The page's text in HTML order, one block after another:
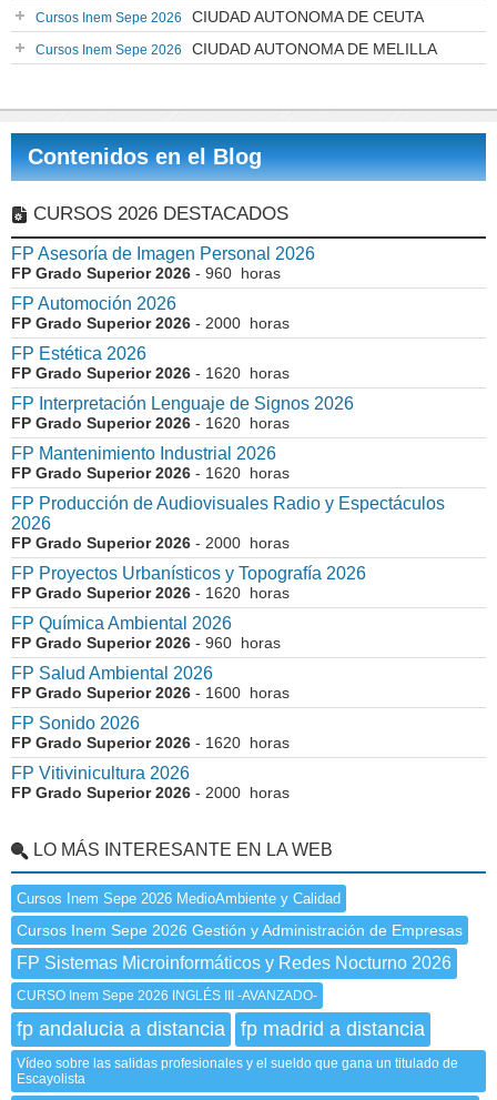
Cursos Inem Sepe 2026 CIUDAD AUTONOMA DE CEUTA
Cursos Inem Sepe 2026 CIUDAD AUTONOMA DE MELILLA
Contenidos en el Blog
CURSOS 2026 DESTACADOS
FP Asesoría de Imagen Personal 2026
FP Grado Superior 2026 - 960 horas
FP Automoción 2026
FP Grado Superior 2026 - 2000 horas
FP Estética 2026
FP Grado Superior 2026 - 1620 horas
FP Interpretación Lenguaje de Signos 2026
FP Grado Superior 2026 - 1620 horas
FP Mantenimiento Industrial 2026
FP Grado Superior 2026 - 1620 horas
FP Producción de Audiovisuales Radio y Espectáculos
2026
FP Grado Superior 2026 - 2000 horas
FP Proyectos Urbanísticos y Topografía 2026
FP Grado Superior 2026 - 1620 horas
FP Química Ambiental 2026
FP Grado Superior 2026 - 960 horas
FP Salud Ambiental 2026
FP Grado Superior 2026 - 1600 horas
FP Sonido 2026
FP Grado Superior 2026 - 1620 horas
FP Vitivinicultura 2026
FP Grado Superior 2026 - 2000 horas
LO MÁS INTERESANTE EN LA WEB
Cursos Inem Sepe 2026 MedioAmbiente y Calidad
Cursos Inem Sepe 2026 Gestión y Administración de Empresas
FP Sistemas Microinformáticos y Redes Nocturno 2026
CURSO Inem Sepe 2026 INGLÉS III -AVANZADO-
fp andalucia a distancia fp madrid a distancia
Vídeo sobre las salidas profesionales y el sueldo que gana un titulado de
Escayolista